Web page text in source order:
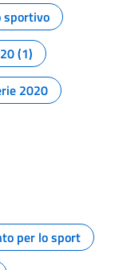
sportivo
(1)
2020
per lo sport